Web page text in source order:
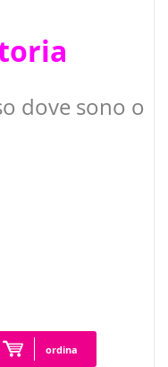
dove sono o
ordina